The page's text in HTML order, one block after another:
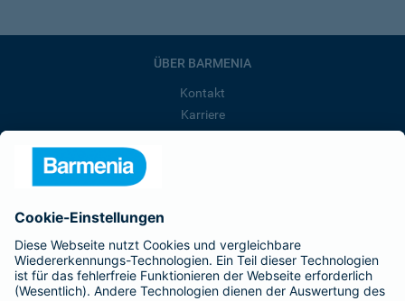
ÜBER BARMENIA
Kontakt
Karriere
Barmenia ist Teil der BarmeniaGothaer
BELIEBTE SEITEN
Kranken-Zusatzversicherung